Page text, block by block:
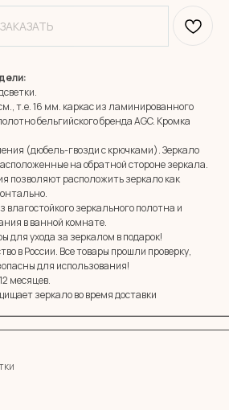
ЗАКАЗАТЬ
т.е. 16 мм. каркас из ламинированного
бельгийского бренда AGC. Кромка
(дюбель-гвозди с крючками). Зеркало
на обратной стороне зеркала.
позволяют расположить зеркало как
влагостойкого зеркального полотна и
в ванной комнате.
для ухода за зеркалом в подарок!
в России. Все товары прошли проверку,
для использования!
месяцев.
зеркало во время доставки
свяжемся